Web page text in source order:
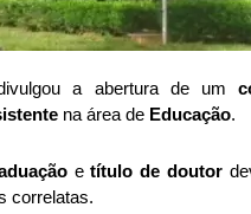
a abertura de um
na área de Educação.
etítulo de doutor
correlatas.